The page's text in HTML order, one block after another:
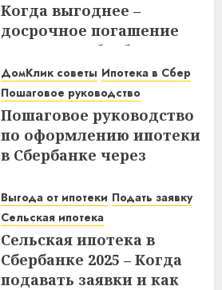
Когда выгоднее –
досрочное погашение
ипотеки в Сбербанке до
или после дня списания?
Узнайте все нюансы!
18.12.2025
ДомКлик советы Ипотека в Сбер
Пошаговое руководство
Пошаговое руководство
по оформлению ипотеки
в Сбербанке через
советы
08.12.2025
Выгода от ипотеки Подать заявку
Сельская ипотека
Сельская ипотека в
Сбербанке 2025 – Когда
подавать заявки и как